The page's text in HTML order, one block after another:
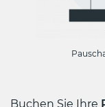
Buchen Sie Ihre